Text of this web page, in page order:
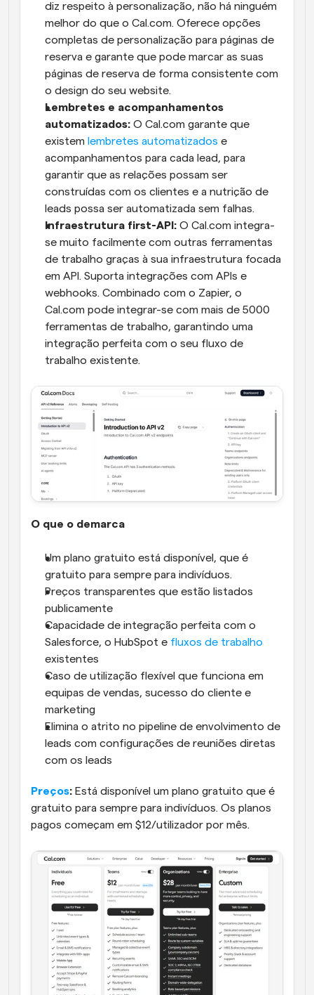
diz respeito à personalização, não há ninguém
melhor do que o Cal.com. Oferece opções
completas de personalização para páginas de
reserva e garante que pode marcar as suas
páginas de reserva de forma consistente com
o design do seu website.
Lembretes e acompanhamentos
automatizados: O Cal.com garante que
existem lembretes automatizados e
acompanhamentos para cada lead, para
garantir que as relações possam ser
construídas com os clientes e a nutrição de
leads possa ser automatizada sem falhas.
Infraestrutura first-API: O Cal.com integra-
se muito facilmente com outras ferramentas
de trabalho graças à sua infraestrutura focada
em API. Suporta integrações com APIs e
webhooks. Combinado com o Zapier, o
Cal.com pode integrar-se com mais de 5000
ferramentas de trabalho, garantindo uma
integração perfeita com o seu fluxo de
trabalho existente.
O que o demarca
Um plano gratuito está disponível, que é
gratuito para sempre para indivíduos.
Preços transparentes que estão listados
publicamente
Capacidade de integração perfeita com o
Salesforce, o HubSpot e fluxos de trabalho
existentes
Caso de utilização flexível que funciona em
equipas de vendas, sucesso do cliente e
marketing
Elimina o atrito no pipeline de envolvimento de
leads com configurações de reuniões diretas
com os leads
Preços: Está disponível um plano gratuito que é
gratuito para sempre para indivíduos. Os planos
pagos começam em $12/utilizador por mês.